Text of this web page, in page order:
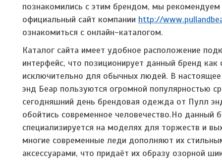
познакомились с этим брендом, мы рекомендуем
официальный сайт компании http://
ознакомиться с онлайн-каталогом.
Каталог сайта имеет удобное расположение
интерфейс, что позиционирует данный бренд как
исключительно для обычных людей. В
энд Беар пользуются огромной популярностью
сегодняшний день брендовая одежда от Пулл
обойтись современное человечество.Но данный
специализируется на моделях для торжеств и
многие современные леди дополняют их
аксессуарами, что придаёт их образу озорной